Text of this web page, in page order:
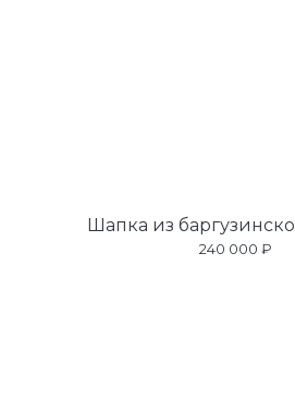
Шапка из
240 000 ₽